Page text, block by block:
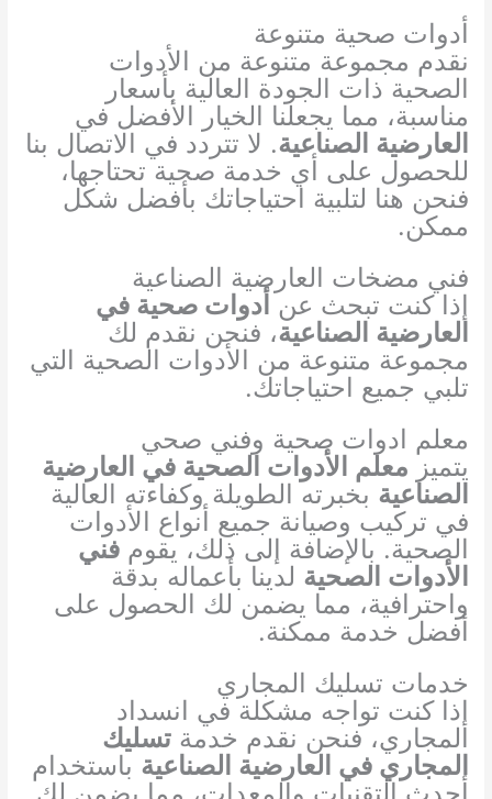
أدوات صحية متنوعة
نقدم مجموعة متنوعة من الأدوات
الصحية ذات الجودة العالية بأسعار
مناسبة، مما يجعلنا الخيار الأفضل في
العارضية الصناعية. لا تتردد في الاتصال بنا
للحصول على أي خدمة صحية تحتاجها،
فنحن هنا لتلبية احتياجاتك بأفضل شكل
ممكن.
فني مضخات العارضية الصناعية
إذا كنت تبحث عن أدوات صحية في
العارضية الصناعية، فنحن نقدم لك
مجموعة متنوعة من الأدوات الصحية التي
تلبي جميع احتياجاتك.
معلم ادوات صحية وفني صحي
يتميز معلم الأدوات الصحية في العارضية
الصناعية بخبرته الطويلة وكفاءته العالية
في تركيب وصيانة جميع أنواع الأدوات
الصحية. بالإضافة إلى ذلك، يقومفني
الأدوات الصحية لدينا بأعماله بدقة
واحترافية، مما يضمن لك الحصول على
أفضل خدمة ممكنة.
خدمات تسليك المجاري
إذا كنت تواجه مشكلة في انسداد
المجاري، فنحن نقدم خدمةتسليك
المجاري في العارضية الصناعية باستخدام